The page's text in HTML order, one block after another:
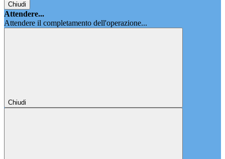
Chiudi
Attendere...
Attendere il completamento dell'operazione...
Chiudi